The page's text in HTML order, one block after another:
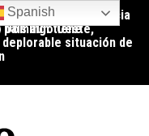
pide la renuncia
Domingo Oeste,
situación de
de pérdidas: la
aún tiene
Spanish